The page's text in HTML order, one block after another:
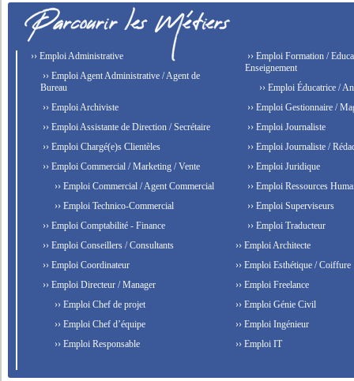
›› Emploi Administrative
›› Emploi Agent Administrative / Agent de
Bureau
›› Emploi Archiviste
›› Emploi Assistante de Direction / Secrétaire
›› Emploi Chargé(e)s Clientèles
›› Emploi Commercial / Marketing / Vente
›› Emploi Commercial / Agent Commercial
›› Emploi Technico-Commercial
›› Emploi Comptabilité - Finance
›› Emploi Conseillers / Consultants
›› Emploi Coordinateur
›› Emploi Directeur / Manager
›› Emploi Chef de projet
›› Emploi Chef d’équipe
›› Emploi Responsable
›› Emploi Formation /
Enseignement
›› Emploi Éducatrice /
›› Emploi Gestionnaire /
›› Emploi Journaliste
›› Emploi Journaliste /
›› Emploi Juridique
›› Emploi Ressources
›› Emploi Superviseurs
›› Emploi Traducteur
›› Emploi Architecte
›› Emploi Esthétique / Coiffure
›› Emploi Freelance
›› Emploi Génie Civil
›› Emploi Ingénieur
›› Emploi IT